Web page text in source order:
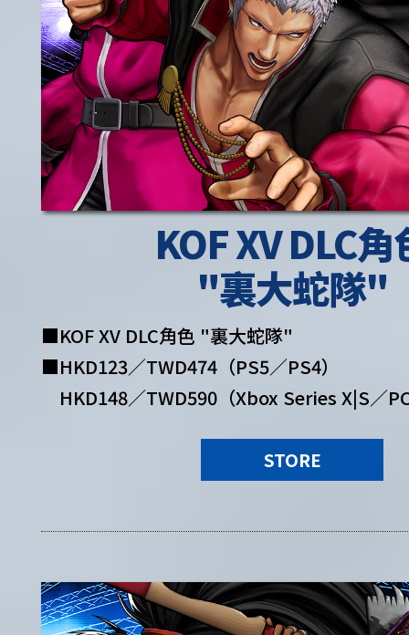
KOF XV DLC角
"裏大蛇隊"
■KOF XV DLC角色 "裏大蛇隊"
■HKD123／TWD474（PS5／PS4）
HKD148／TWD590（Xbox Series X|S／
STORE